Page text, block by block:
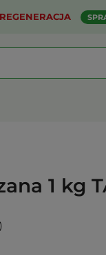
REGENERACJA
1 kg